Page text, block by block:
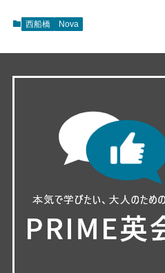
西船橋 Nova